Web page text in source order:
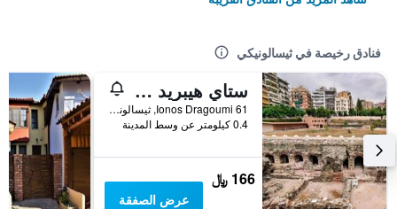
فنادق رخيصة في ثيسالونيكي
ستاي هيبريد يوث هوستل
Ionos Dragoumi 61, ثيسالونيكي, اليونان
0.4 كيلومتر عن وسط المدينة
166 ﷼
عرض الصفقة